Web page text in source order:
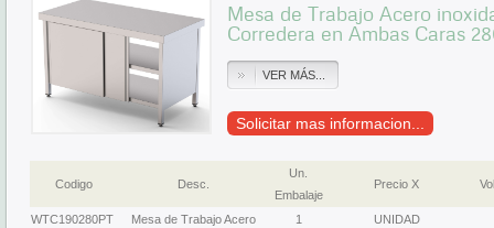
Mesa de Trabajo Acero
Corredera en Ambas Caras
VER MÁS...
Solicitar mas informacion...
Codigo Desc.
Un.
Embalaje
Precio X
WTC190280PT
Mesa de Trabajo Acero
1 UNIDAD